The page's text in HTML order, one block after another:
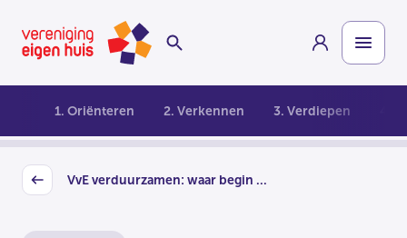
naar
hoofdinhoud
Homepage
1. Oriënteren 2. Verkennen 3. Verdiepen
Back
VvE verduurzamen: waar begin ...